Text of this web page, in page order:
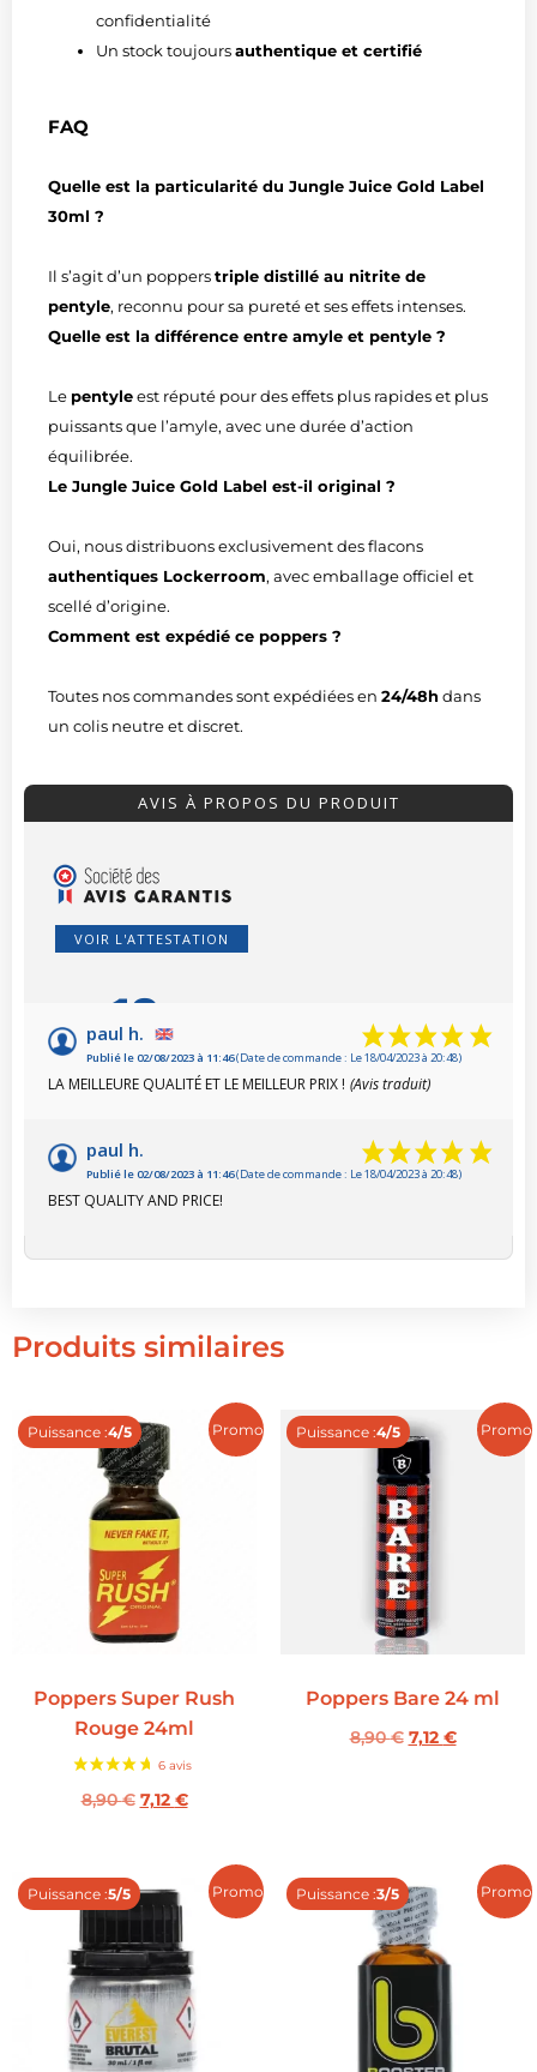
confidentialité
Un stock toujoursauthentique et certifié
FAQ
Quelle est la particularité du Jungle Juice Gold Label
30ml ?
Il s’agit d’un popperstriple distillé au nitrite de
pentyle, reconnu pour sa pureté et ses effets intenses.
Quelle est la différence entre amyle et pentyle ?
Le pentyleest réputé pour des effets plus rapides et plus
puissants que l’amyle, avec une durée d’action
équilibrée.
Le Jungle Juice Gold Label est-il original ?
Oui, nous distribuons exclusivement des flacons
authentiques Lockerroom, avec emballage officiel et
scellé d’origine.
Comment est expédié ce poppers ?
Toutes nos commandes sont expédiées en 24/48hdans
un colis neutre et discret.
AVIS À PROPOS DU PRODUIT
VOIR L'ATTESTATION
10/10
paul h.
Publié le 02/08/2023 à 11:46(Date de commande : Le 18/04/2023 à 20:48)
LA MEILLEURE QUALITÉ ET LE MEILLEUR PRIX ! (Avis traduit)
paul h.
Publié le 02/08/2023 à 11:46(Date de commande : Le 18/04/2023 à 20:48)
BEST QUALITY AND PRICE!
Produits similaires
Promo !
Puissance :4/5
Poppers Super Rush
Rouge 24ml
8,90€ 7,12 €
Promo
Puissance :4/5
Poppers Bare 24 ml
8,90€ 7,12 €
Promo !
Puissance :5/5 Promo
Puissance :3/5